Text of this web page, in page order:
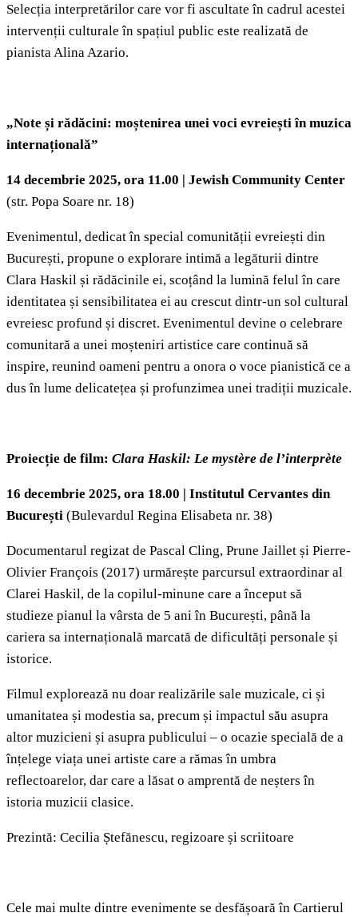
Selecția interpretărilor care vor fi ascultate în cadrul acestei
intervenții culturale în spațiul public este realizată de
pianista Alina Azario.
„Note și rădăcini: moștenirea unei voci evreiești în muzica
internațională”
14 decembrie 2025, ora 11.00 | Jewish Community Center
(str. Popa Soare nr. 18)
Evenimentul, dedicat în special comunității evreiești din
București, propune o explorare intimă a legăturii dintre
Clara Haskil și rădăcinile ei, scoțând la lumină felul în care
identitatea și sensibilitatea ei au crescut dintr-un sol cultural
evreiesc profund și discret. Evenimentul devine o celebrare
comunitară a unei moșteniri artistice care continuă să
inspire, reunind oameni pentru a onora o voce pianistică ce a
dus în lume delicatețea și profunzimea unei tradiții muzicale.
Proiecție de film: Clara Haskil: Le mystère de l’interprète
16 decembrie 2025, ora 18.00 | Institutul Cervantes din
București (Bulevardul Regina Elisabeta nr. 38)
Documentarul regizat de Pascal Cling, Prune Jaillet și Pierre-
Olivier François (2017) urmărește parcursul extraordinar al
Clarei Haskil, de la copilul-minune care a început să
studieze pianul la vârsta de 5 ani în București, până la
cariera sa internațională marcată de dificultăți personale și
istorice.
Filmul explorează nu doar realizările sale muzicale, ci și
umanitatea și modestia sa, precum și impactul său asupra
altor muzicieni și asupra publicului – o ocazie specială de a
înțelege viața unei artiste care a rămas în umbra
reflectoarelor, dar care a lăsat o amprentă de neșters în
istoria muzicii clasice.
Prezintă: Cecilia Ștefănescu, regizoare și scriitoare
Cele mai multe dintre evenimente se desfășoară în Cartierul